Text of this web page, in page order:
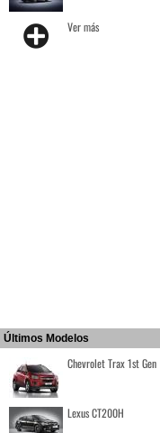
Ver más
Últimos Modelos
Chevrolet Trax 1st Gen
Lexus CT200H